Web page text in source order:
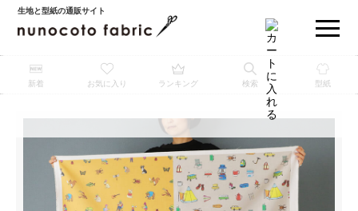
生地と型紙の通販サイト
新着 お気に入り ランキング 検索 型紙